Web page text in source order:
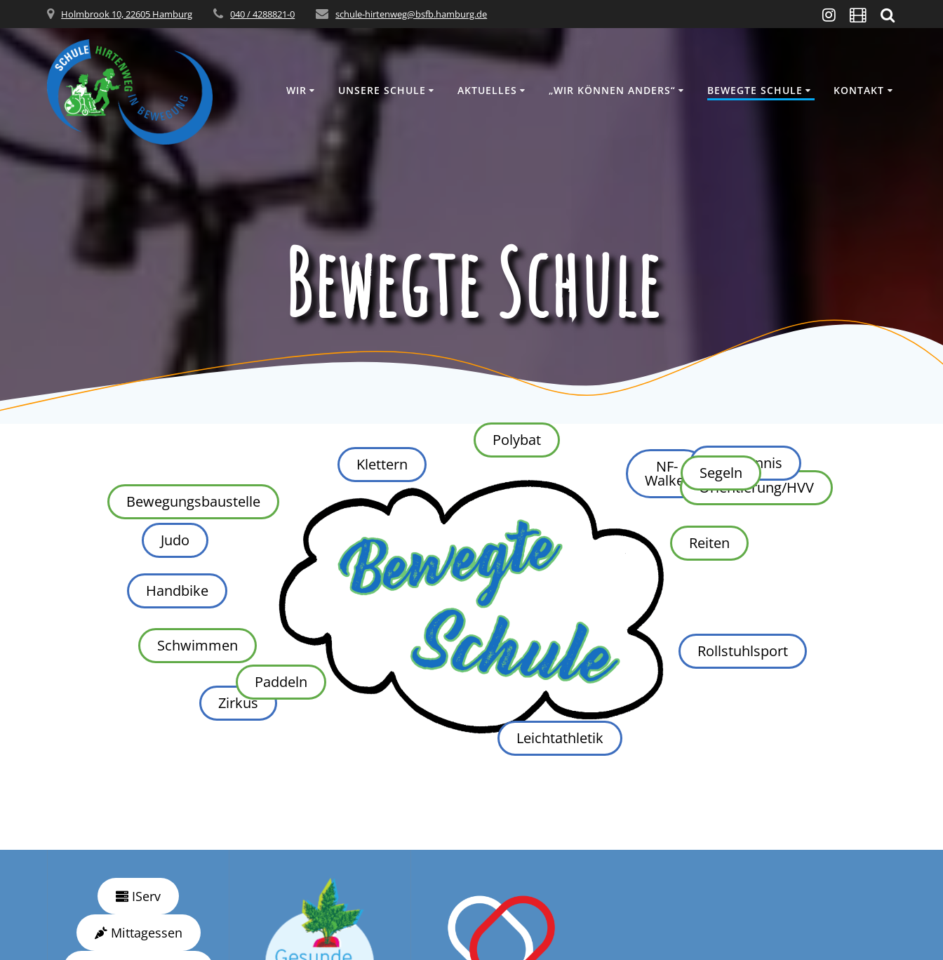
Holmbrook 10, 22605 Hamburg 040 / 4288821-0 schule-hirtenweg@bsfb.hamburg.de
WIR UNSERE SCHULE AKTUELLES „WIR KÖNNEN ANDERS“ BEWEGTE SCHULE KONTAKT
Bewegte Schule
Bewegungsbaustelle
Klettern
Polybat
Judo
Handbike
Schwimmen
NF-
Walker Orientierung/HVV
Tischtennis
Segeln
Zirkus
Paddeln
Leichtathletik
Rollstuhlsport
Reiten
IServ
Mittagessen